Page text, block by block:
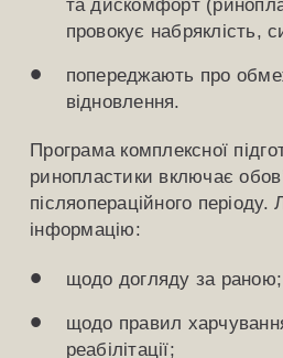
провокує набряклість,
попереджають про
відновлення.
Програма комплексної
ринопластики включає
післяопераційного періоду.
інформацію:
щодо догляду за раною;
щодо правил
реабілітації;